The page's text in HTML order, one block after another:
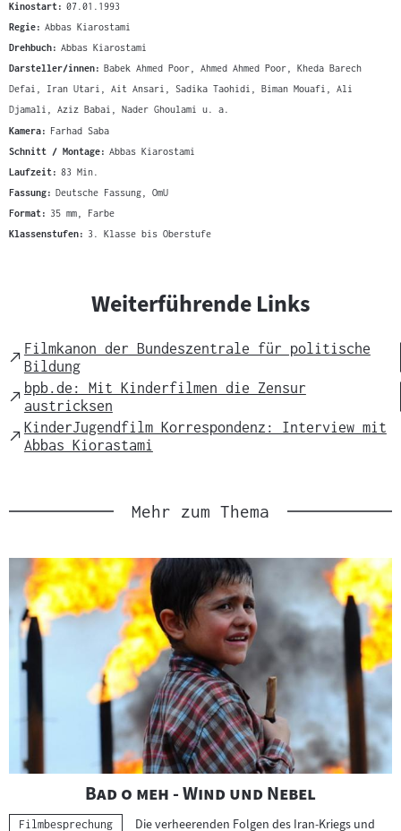
Kinostart: 07.01.1993
Regie: Abbas Kiarostami
Drehbuch: Abbas Kiarostami
Darsteller/innen: Babek Ahmed Poor, Ahmed Ahmed Poor, Kheda Barech
Defai, Iran Utari, Ait Ansari, Sadika Taohidi, Biman Mouafi, Ali
Djamali, Aziz Babai, Nader Ghoulami u. a.
Kamera: Farhad Saba
Schnitt / Montage: Abbas Kiarostami
Laufzeit: 83 Min.
Fassung: Deutsche Fassung, OmU
Format: 35 mm, Farbe
Klassenstufen: 3. Klasse bis Oberstufe
Weiterführende Links
External
Link
Filmkanon der Bundeszentrale für politische
Bildung
External
Link
bpb.de: Mit Kinderfilmen die Zensur
austricksen
External
Link
KinderJugendfilm Korrespondenz: Interview mit
Abbas Kiorastami
Mehr zum Thema
"
Bad o meh - Wind und Nebel
Kategorie:
Filmbesprechung Die verheerenden Folgen des Iran-Kriegs und